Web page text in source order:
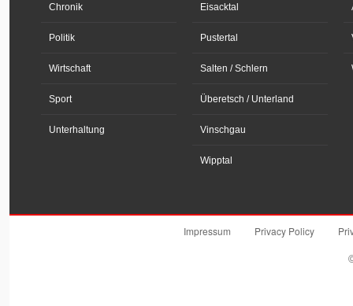
Chronik
Politik
Wirtschaft
Sport
Unterhaltung
Eisacktal
Pustertal
Salten / Schlern
Überetsch / Unterland
Vinschgau
Wipptal
Impressum Privacy Policy